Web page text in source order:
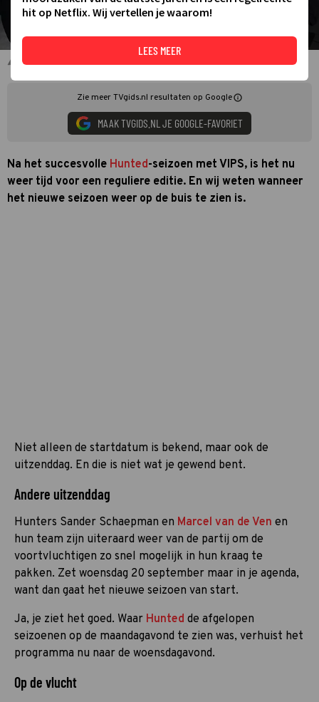
Hunted
Zie meer TVgids.nl resultaten op Google
MAAK TVGIDS.NL JE GOOGLE-FAVORIET
Na het succesvolle Hunted-seizoen met VIPS, is het nu
weer tijd voor een reguliere editie. En wij weten wanneer
het nieuwe seizoen weer op de buis te zien is.
Niet alleen de startdatum is bekend, maar ook de
uitzenddag. En die is niet wat je gewend bent.
Andere uitzenddag
Hunters Sander Schaepman en Marcel van de Ven en
hun team zijn uiteraard weer van de partij om de
voortvluchtigen zo snel mogelijk in hun kraag te
pakken. Zet woensdag 20 september maar in je agenda,
want dan gaat het nieuwe seizoen van start.
Ja, je ziet het goed. Waar Hunted de afgelopen
seizoenen op de maandagavond te zien was, verhuist het
programma nu naar de woensdagavond.
Op de vlucht
hit op Netflix. Wij vertellen je waarom!
LEES MEER